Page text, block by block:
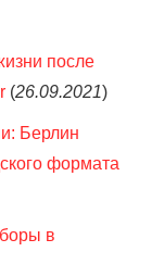
после
(26.09.2021)
Берлин
формата
в